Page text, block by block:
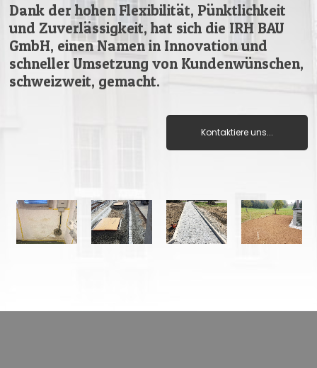
Dank der hohen Flexibilität, Pünktlichkeit
und Zuverlässigkeit, hat sich die IRH BAU
GmbH, einen Namen in Innovation und
schneller Umsetzung von Kundenwünschen,
schweizweit, gemacht.
Kontaktiere uns...